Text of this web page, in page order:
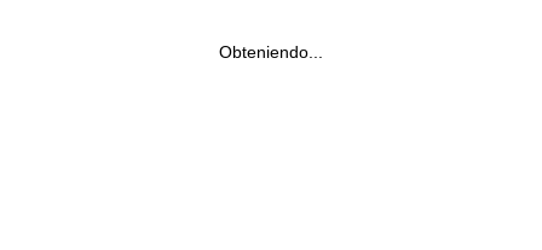
Obteniendo...